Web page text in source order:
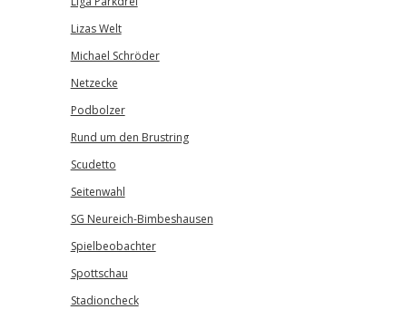
Lizas Welt
Michael Schröder
Netzecke
Podbolzer
Rund um den Brustring
Scudetto
Seitenwahl
SG Neureich-Bimbeshausen
Spielbeobachter
Spottschau
Stadioncheck